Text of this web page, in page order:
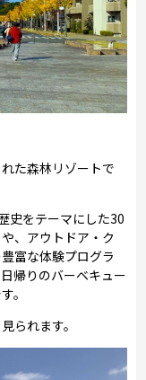
た森林リゾートで
史をテーマにした30
、アウトドア・ク
富な体験プログラ
帰りのバーベキュー
。
られます。